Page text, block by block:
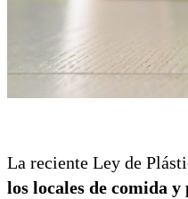
La reciente Ley de
los locales de comida